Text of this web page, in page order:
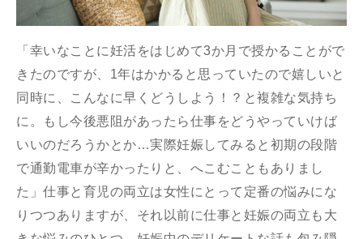
「幸いなことに妊活をはじめて3か月で授かることがで
きたのですが、1年はかかると思っていたので嬉しいと
同時に、こんなに早くどうしよう！？と複雑な気持ち
に。もし今後悪阻があったら仕事をどうやっていけば
いいのだろうかとか…実際妊娠してみると初期の段階
で通勤電車が辛かったりと、へこむこともありまし
た」仕事と育児の両立は女性にとって定番の悩みにな
りつつありますが、それ以前に仕事と妊娠の両立も大